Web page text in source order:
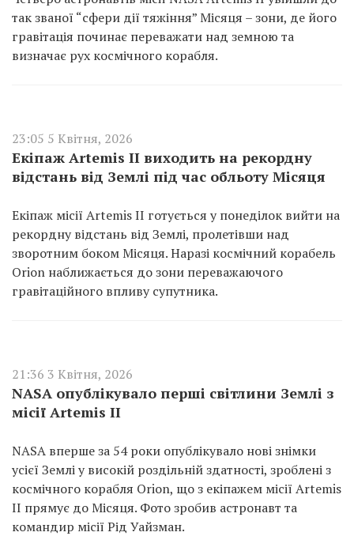
так званої “сфери дії тяжіння” Місяця – зони, де його
гравітація починає переважати над земною та
визначає рух космічного корабля.
23:05 5 Квітня, 2026
Екіпаж Artemis II виходить на рекордну
відстань від Землі під час обльоту Місяця
Екіпаж місії Artemis II готується у понеділок вийти на
рекордну відстань від Землі, пролетівши над
зворотним боком Місяця. Наразі космічний корабель
Orion наближається до зони переважаючого
гравітаційного впливу супутника.
21:36 3 Квітня, 2026
NASA опублікувало перші світлини Землі з
місії Artemis II
NASA вперше за 54 роки опублікувало нові знімки
усієї Землі у високій роздільній здатності, зроблені з
космічного корабля Orion, що з екіпажем місії Artemis
II прямує до Місяця. Фото зробив астронавт та
командир місії Рід Уайзман.